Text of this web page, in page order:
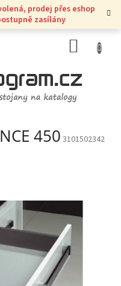
prodej přes eshop
zasílány
KOŠÍK
450 3101502342